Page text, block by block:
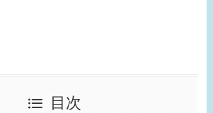
目次